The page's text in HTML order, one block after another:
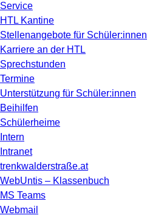
Service
HTL Kantine
Stellenangebote für Schüler:innen
Karriere an der HTL
Sprechstunden
Termine
Unterstützung für Schüler:innen
Beihilfen
Schülerheime
Intern
Intranet
trenkwalderstraße.at
WebUntis – Klassenbuch
MS Teams
Webmail